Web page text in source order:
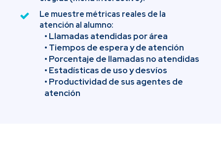
Le muestre métricas reales de la
atención al alumno:
• Llamadas atendidas por área
• Tiempos de espera y de atención
• Porcentaje de llamadas no atendidas
• Estadísticas de uso y desvíos
• Productividad de sus agentes de
atención